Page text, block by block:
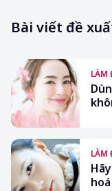
Bài viết đề
LÀM
LÀM